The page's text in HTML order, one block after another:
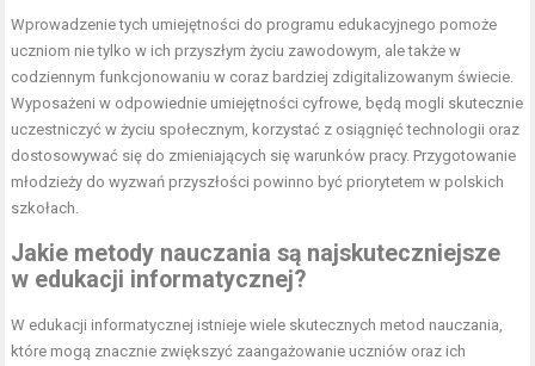
Wprowadzenie tych umiejętności do programu edukacyjnego pomoże
uczniom nie tylko w ich przyszłym życiu zawodowym, ale także w
codziennym funkcjonowaniu w coraz bardziej zdigitalizowanym świecie.
Wyposażeni w odpowiednie umiejętności cyfrowe, będą mogli skutecznie
uczestniczyć w życiu społecznym, korzystać z osiągnięć technologii oraz
dostosowywać się do zmieniających się warunków pracy. Przygotowanie
młodzieży do wyzwań przyszłości powinno być priorytetem w polskich
szkołach.
Jakie metody nauczania są najskuteczniejsze
w edukacji informatycznej?
W edukacji informatycznej istnieje wiele skutecznych metod nauczania,
które mogą znacznie zwiększyć zaangażowanie uczniów oraz ich